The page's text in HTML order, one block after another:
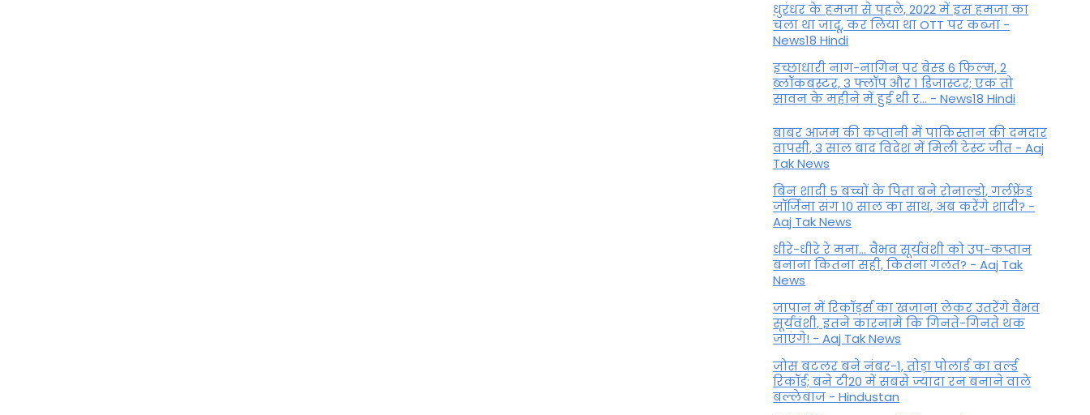
धुरंधर के हमजा से पहले, 2022 में इस हमजा का
चला था जादू, कर लिया था OTT पर कब्जा -
News18 Hindi
इच्छाधारी नाग-नागिन पर बेस्ड 6 फिल्म, 2
ब्लॉकबस्टर, 3 फ्लॉप और 1 डिजास्टर; एक तो
सावन के महीने में हुई थी र... - News18 Hindi
बाबर आजम की कप्तानी में पाकिस्तान की दमदार
वापसी, 3 साल बाद विदेश में मिली टेस्ट जीत - Aaj
Tak News
बिन शादी 5 बच्चों के पिता बने रोनाल्डो, गर्लफ्रेंड
जॉर्जिना संग 10 साल का साथ, अब करेंगे शादी? -
Aaj Tak News
धीरे-धीरे रे मना… वैभव सूर्यवंशी को उप-कप्तान
बनाना कितना सही, कितना गलत? - Aaj Tak
News
जापान में रिकॉर्ड्स का खजाना लेकर उतरेंगे वैभव
सूर्यवंशी, इतने कारनामे कि गिनते-गिनते थक
जाएंगे! - Aaj Tak News
जोस बटलर बने नंबर-1, तोड़ा पोलार्ड का वर्ल्ड
रिकॉर्ड; बने टी20 में सबसे ज्यादा रन बनाने वाले
बल्लेबाज - Hindustan